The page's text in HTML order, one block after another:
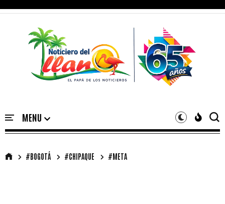
#BOGOTÁ #CHIPAQUE #META